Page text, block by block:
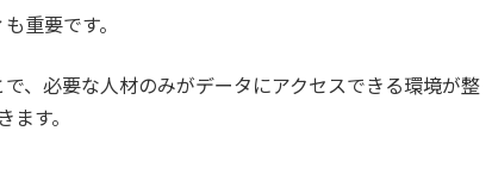
重要です。
、必要な人材のみがデータにアクセスできる環境が整
ます。